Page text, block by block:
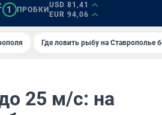
1 ПРОБКИ
USD 81,41
EUR 94,06
Где ловить рыбу на Ставрополье
25 м/с: на